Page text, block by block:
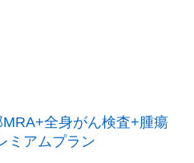
全身がん検査+腫瘍
ミアムプラン